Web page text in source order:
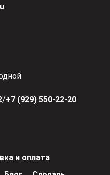
/+7 (929) 550-22-20
и оплата